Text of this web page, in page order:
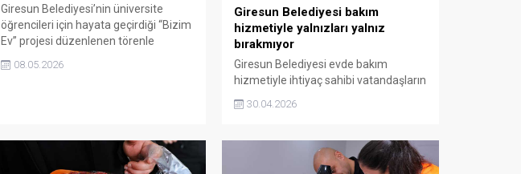
Giresun Belediyesi’nin üniversite
öğrencileri için hayata geçirdiği “Bizim
Ev” projesi düzenlenen törenle
ücretsiz çorba ikramı ve sosyal yaşam
08.05.2026
Giresun Belediyesi bakım
hizmetiyle yalnızları yalnız
bırakmıyor
Giresun Belediyesi evde bakım
hizmetiyle ihtiyaç sahibi vatandaşların
Özellikle yaşlı, hasta ve engelli bireyler
sosyal belediyecilik anlayışını
güçlendiren adımlardan biri olarak öne
30.04.2026